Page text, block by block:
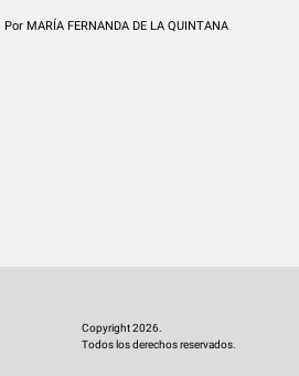
Por MARÍA FERNANDA DE LA QUINTANA
Copyright 2026.
Todos los derechos reservados.